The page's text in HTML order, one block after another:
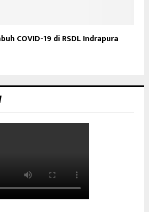
COVID-19 di RSDL Indrapura